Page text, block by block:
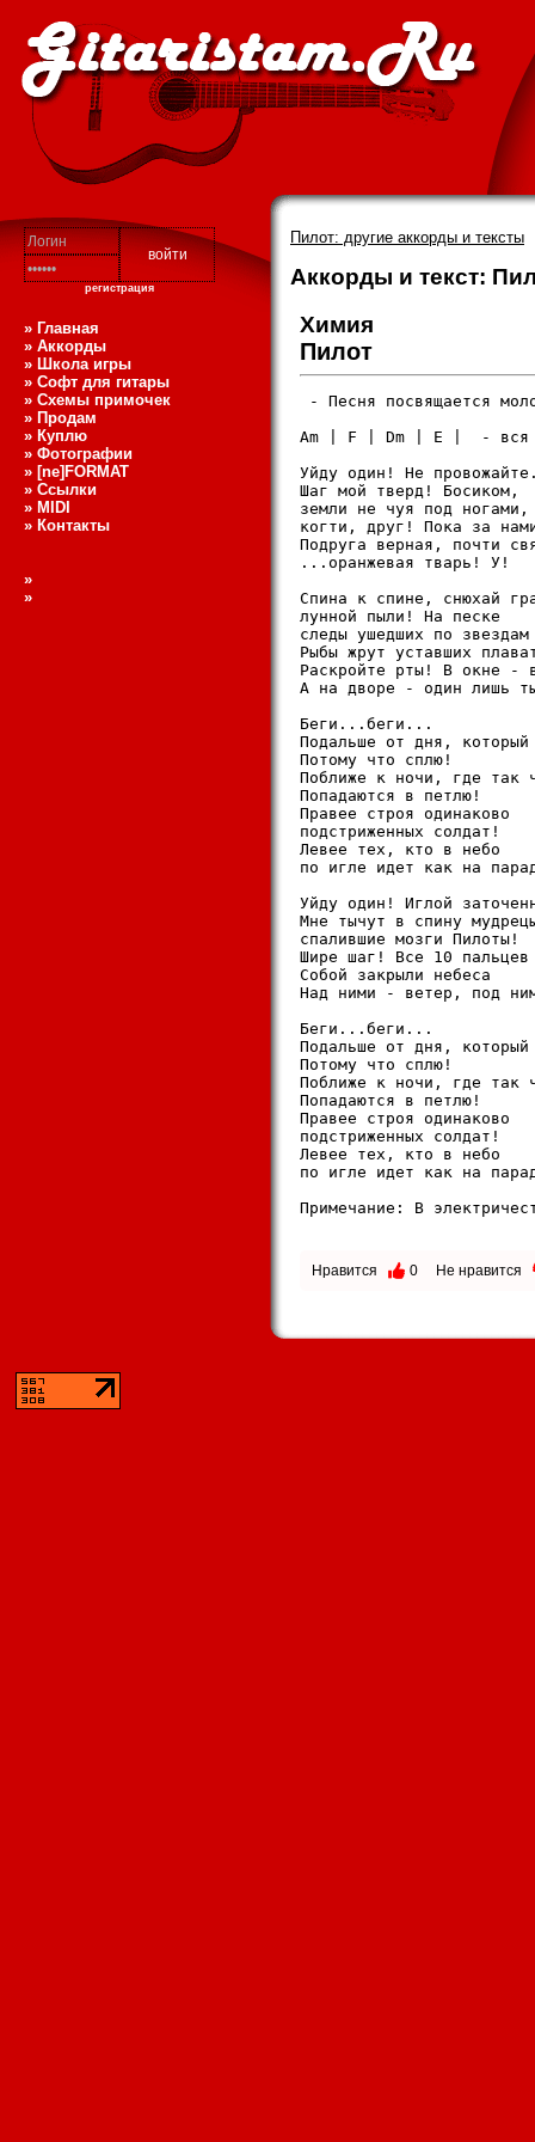
регистрация
Пилот: другие аккорды и тексты
Аккорды и текст:
» Главная
» Аккорды
» Школа игры
» Софт для гитары
» Схемы примочек
» Продам
» Куплю
» Фотографии
» [ne]FORMAT
» Ссылки
» MIDI
» Контакты
»
»
Химия
Пилот
- Песня посвящается
Am | F | Dm | E |  - вся
Уйду один! Не
Шаг мой тверд! Босиком,
земли не чуя под ногами,
когти, друг! Пока за
Подруга верная, почти
...оранжевая тварь! У!
Спина к спине, снюхай
лунной пыли! На песке
следы ушедших по
Рыбы жрут уставших
Раскройте рты! В окне -
А на дворе - один лишь
Беги...беги...
Подальше от дня,
Потому что сплю!
Поближе к ночи, где так
Попадаются в петлю!
Правее строя одинаково
подстриженных солдат!
Левее тех, кто в небо
по игле идет как на
Уйду один! Иглой
Мне тычут в спину
спалившие мозги Пилоты!
Шире шаг! Все 10 пальцев
Собой закрыли небеса
Над ними - ветер, под
Беги...беги...
Подальше от дня,
Потому что сплю!
Поближе к ночи, где так
Попадаются в петлю!
Правее строя одинаково
подстриженных солдат!
Левее тех, кто в небо
по игле идет как на
Примечание: В
Нравится 0 Не нравится